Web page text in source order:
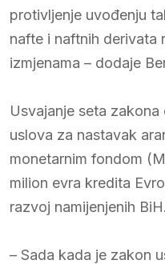
protivljenje uvođenju
nafte i naftnih derivata
izmjenama – dodaje
Usvajanje seta
uslova za nastavak
monetarnim fondom
milion evra kredita
razvoj namijenjenih BiH.
– Sada kada je zakon